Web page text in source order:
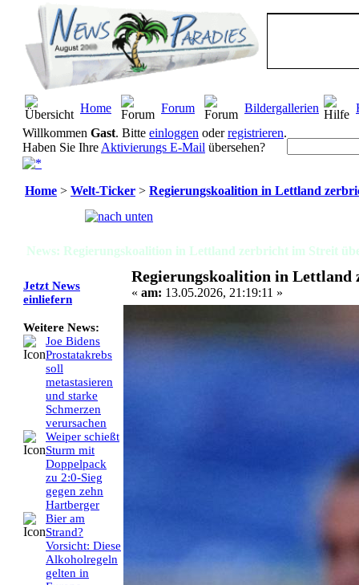
Home Forum Bildergallerien
Willkommen Gast. Bitte einloggen oderregistrieren.
Haben Sie Ihre Aktivierungs E-Mail übersehen?
Home > Welt-Ticker > Regierungskoalition in Lettland
News: Regierungskoalition in Lettland zerbricht im Streit
Jetzt News
einliefern
Weitere News:
Joe Bidens
Prostatakrebs
soll
metastasieren
und starke
Schmerzen
verursachen
Weiper schießt
Sturm mit
Doppelpack
zu 2:0-Sieg
gegen zehn
Hartberger
Bier am
Strand?
Vorsicht: Diese
Alkoholregeln
gelten in
Regierungskoalition in
« am: 13.05.2026, 21:19:11 »